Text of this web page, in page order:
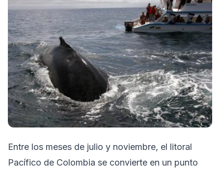
Entre los meses de julio y noviembre, el litoral
Pacífico de Colombia se convierte en un punto